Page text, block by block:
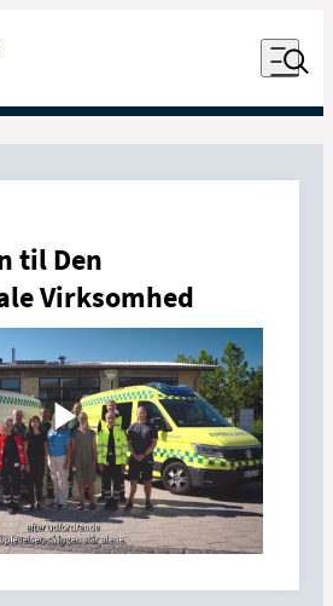
Åben
Udfør søgning
Virksomhed
til Den
Virksomhed